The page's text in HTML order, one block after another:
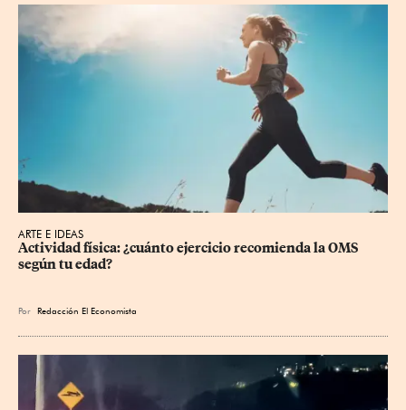
ARTE E IDEAS
Actividad física: ¿cuánto ejercicio recomienda la OMS
según tu edad?
Por Redacción El Economista